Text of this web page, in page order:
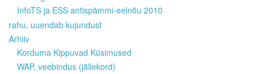
InfoTS ja ESS antispämmi-eelnõu 2010
rahu, uuendab kujundust
Arhiiv
Korduma Kippuvad Küsimused
WAP, veebindus (jällekord)